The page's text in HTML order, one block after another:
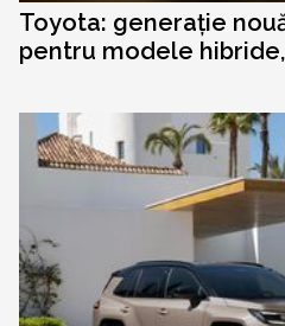
Toyota: generație
pentru modele